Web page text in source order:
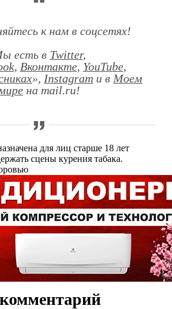
к нам в соцсетях!
есть в Twitter,
, Вконтакте, YouTube,
», Instagram и в Моем
на mail.ru!
для лиц старше 18 лет
сцены курения табака.